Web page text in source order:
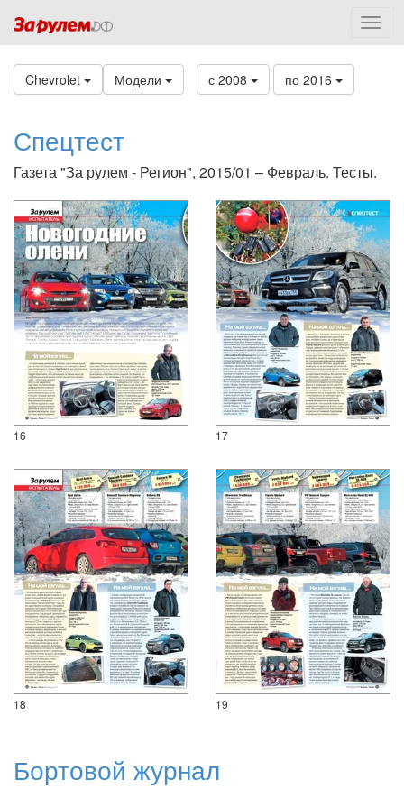
Chevrolet Модели с 2008 по 2016
Спецтест
Газета "За рулем - Регион", 2015/01 – Февраль. Тесты.
16 17
18 19
Бортовой журнал